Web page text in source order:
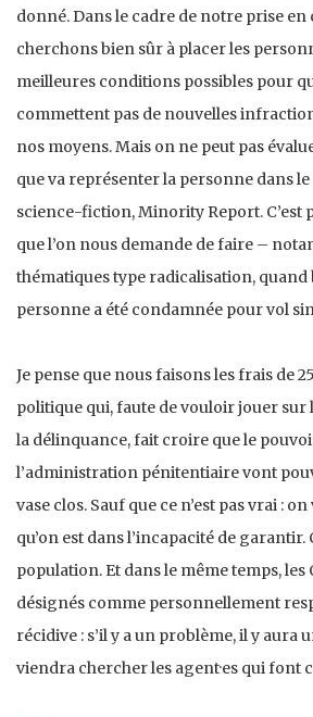
donné. Dans le cadre de notre prise
cherchons bien sûr à placer les
meilleures conditions possibles pour
commettent pas de nouvelles
nos moyens. Mais on ne peut pas
que va représenter la personne dans le
science-fiction, Minority Report. C’est
que l’on nous demande de faire –
thématiques type radicalisation, quand
personne a été condamnée pour vol
Je pense que nous faisons les frais de
politique qui, faute de vouloir jouer sur
la délinquance, fait croire que le
l’administration pénitentiaire vont
vase clos. Sauf que ce n’est pas vrai :
qu’on est dans l’incapacité de garantir.
population. Et dans le même temps,
désignés comme personnellement
récidive : s’il y a un problème, il y aura
viendra chercher les agent·es qui font